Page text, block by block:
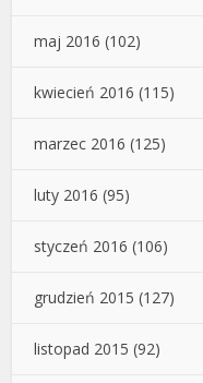
maj 2016 (102)
kwiecień 2016 (115)
marzec 2016 (125)
luty 2016 (95)
styczeń 2016 (106)
grudzień 2015 (127)
listopad 2015 (92)